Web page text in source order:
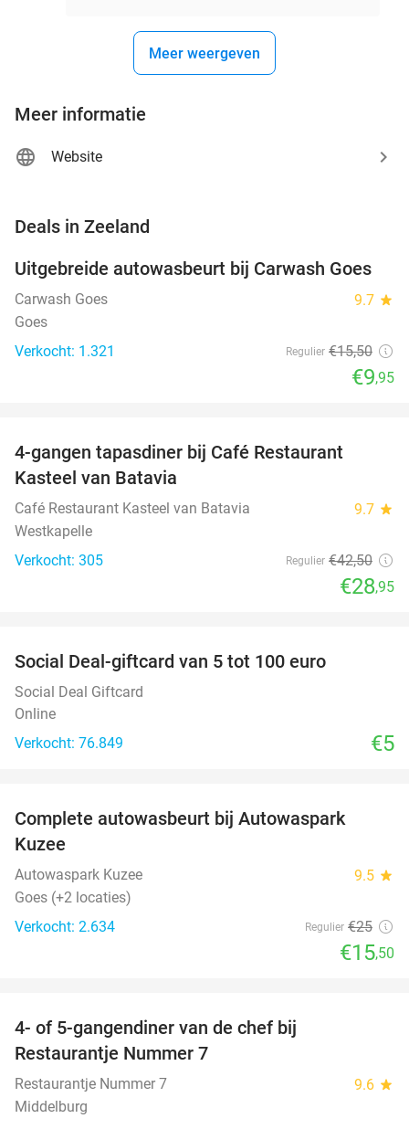
Meer weergeven
Meer informatie
Website
Deals in Zeeland
36%
Uitgebreide autowasbeurt bij Carwash Goes
Carwash Goes 9.7 star
Goes
Verkocht: 1.321
Regulier €15,50
€9,95
4-gangen tapasdiner bij Café Restaurant
Kasteel van Batavia
Café Restaurant Kasteel van Batavia 9.7 star
Westkapelle
Verkocht: 305
Regulier €42,50
€28,95
Social Deal-giftcard van 5 tot 100 euro
Social Deal Giftcard
Online
Verkocht: 76.849
€5
Complete autowasbeurt bij Autowaspark
Kuzee
Autowaspark Kuzee 9.5 star
Goes (+2 locaties)
Verkocht: 2.634
Regulier €25
€15,50
4- of 5-gangendiner van de chef bij
Restaurantje Nummer 7
Restaurantje Nummer 7 9.6 star
Middelburg